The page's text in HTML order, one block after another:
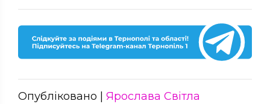
Опубліковано | Ярослава Світла